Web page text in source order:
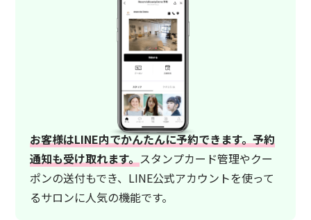
お客様はLINE内でかんたんに予約できます。予約
通知も受け取れます。 スタンプカード管理やクー
ポンの送付もでき、LINE公式アカウントを使って
るサロンに人気の機能です。